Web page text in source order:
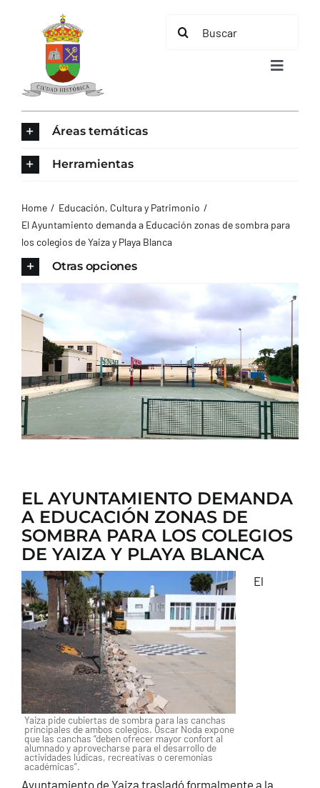
contenido
Buscar:
Toggle
AYUNTAMIENTO
CONTACTO
Áreas temáticas
Herramientas
Home
Educación, Cultura y Patrimonio
El Ayuntamiento demanda a Educación zonas de sombra para
los colegios de Yaiza y Playa Blanca
Otras opciones
EL AYUNTAMIENTO DEMANDA
A EDUCACIÓN ZONAS DE
SOMBRA PARA LOS COLEGIOS
DE YAIZA Y PLAYA BLANCA
Yaiza pide cubiertas de sombra para las canchas
principales de ambos colegios. Óscar Noda expone
que las canchas “deben ofrecer mayor confort al
alumnado y aprovecharse para el desarrollo de
actividades lúdicas, recreativas o ceremonias
académicas”.
El
Ayuntamiento de Yaiza trasladó formalmente a la